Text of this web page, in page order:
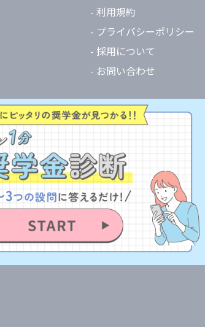
- 利用規約
- プライバシーポリシー
- 採用について
- お問い合わせ